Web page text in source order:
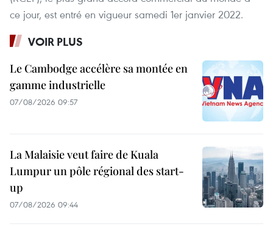
ce jour, est entré en vigueur samedi 1er janvier 2022.
VOIR PLUS
Le Cambodge accélère sa montée en
gamme industrielle
07/08/2026 09:57
La Malaisie veut faire de Kuala
Lumpur un pôle régional des start-
up
07/08/2026 09:44